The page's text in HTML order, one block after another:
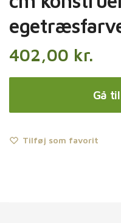
402,00 kr.
Gå
Tilføj som favorit